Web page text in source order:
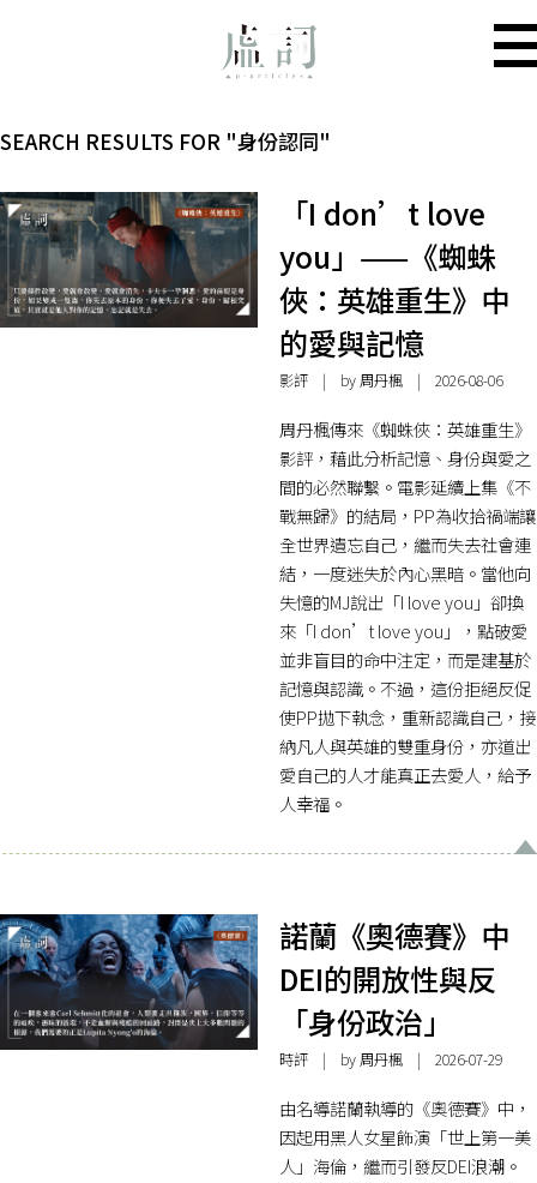
SEARCH RESULTS FOR "身份認同"
「I don’t love
you」——《蜘蛛
俠：英雄重生》中
的愛與記憶
影評| by周丹楓| 2026-08-06
周丹楓傳來《蜘蛛俠：英雄重生》
影評，藉此分析記憶、身份與愛之
間的必然聯繫。電影延續上集《不
戰無歸》的結局，PP為收拾禍端讓
全世界遺忘自己，繼而失去社會連
結，一度迷失於內心黑暗。當他向
失憶的MJ說出「I love you」卻換
來「I don’t love you」，點破愛
並非盲目的命中注定，而是建基於
記憶與認識。不過，這份拒絕反促
使PP拋下執念，重新認識自己，接
納凡人與英雄的雙重身份，亦道出
愛自己的人才能真正去愛人，給予
人幸福。
諾蘭《奧德賽》中
DEI的開放性與反
「身份政治」
時評| by周丹楓| 2026-07-29
由名導諾蘭執導的《奧德賽》中，
因起用黑人女星飾演「世上第一美
人」海倫，繼而引發反DEI浪潮。